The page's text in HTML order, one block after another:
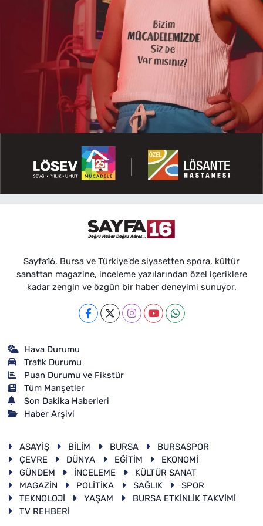
Sayfa16, Bursa ve Türkiye'de siyasetten spora, kültür
sanattan magazine, inceleme yazılarından özel içeriklere
kadar zengin ve özgün bir haber deneyimi sunuyor.
Hava Durumu
Trafik Durumu
Puan Durumu ve Fikstür
Tüm Manşetler
Son Dakika Haberleri
Haber Arşivi
ASAYİŞ BİLİM BURSA
BURSASPOR
ÇEVRE
DÜNYA EĞİTİM
EKONOMİ
GÜNDEM
İNCELEME
KÜLTÜR SANAT
MAGAZİN
POLİTİKA SAĞLIK
SPOR
TEKNOLOJİ
YAŞAM
BURSA ETKİNLİK TAKVİMİ
TV REHBERİ